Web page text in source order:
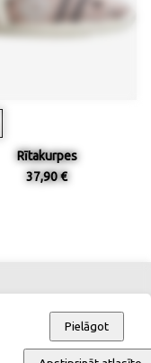
Rītakurpes
37,90 €
Izmēru tabulas
Pielāgot